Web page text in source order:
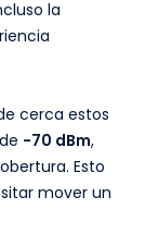
la
cerca estos
-70 dBm,
Esto
mover un